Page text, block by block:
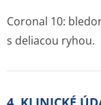
Coronal 10:
s deliacou ryhou.